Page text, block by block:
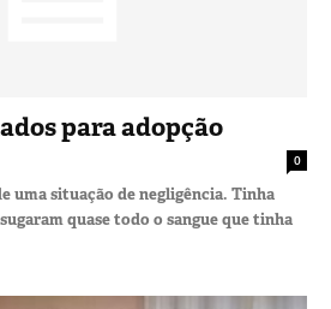
para adopção
0
uma situação de negligência. Tinha
quase todo o sangue que tinha